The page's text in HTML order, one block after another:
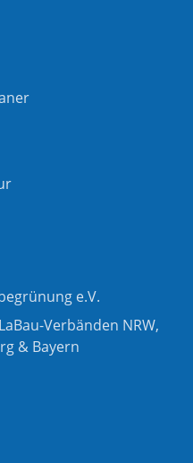
e.V.
Verbänden NRW,
& Bayern